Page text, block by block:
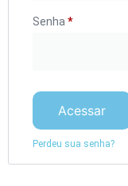
Senha *
Acessar
Perdeu sua senha?